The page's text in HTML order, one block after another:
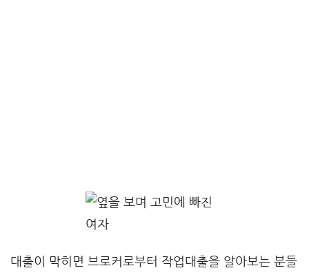
대출이 막히면 브로커로부터 작업대출을 알아보는 분들